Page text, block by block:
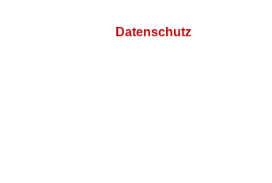
Datenschutz